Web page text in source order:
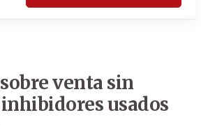
venta sin
usados